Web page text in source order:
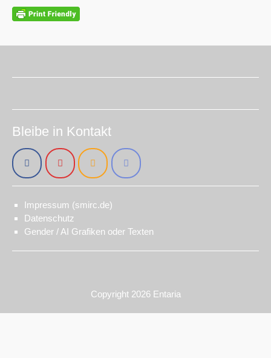
Bleibe in Kontakt
Impressum (smirc.de)
Datenschutz
Gender / AI Grafiken oder Texten
Copyright 2026 Entaria